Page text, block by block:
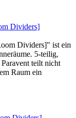
Dividers]
Dividers]" ist ein
5-teilig,
teilt nicht
Raum ein